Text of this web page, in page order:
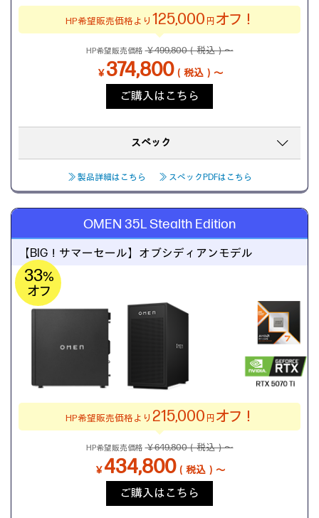
HP希望販売価格より 125,000円オフ！
HP希望販売価格 ￥499,800（税込）～
￥374,800（税込）～
ご購入はこちら
スペック
≫ 製品詳細はこちら ≫ スペックPDFはこちら
OMEN 35L Stealth Edition
【BIG！サマーセール】 オブシディアンモデル
33%
オフ
HP希望販売価格より 215,000円 オフ！
HP希望販売価格 ￥649,800（税込）～
￥434,800（税込）～
ご購入はこちら